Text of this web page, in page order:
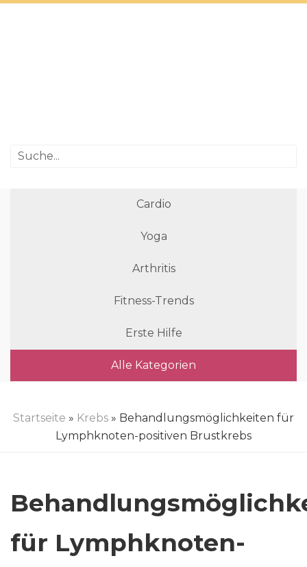
Cardio
Yoga
Arthritis
Fitness-Trends
Erste Hilfe
Alle Kategorien
Startseite » Krebs » Behandlungsmöglichkeiten für
Lymphknoten-positiven Brustkrebs
für Lymphknoten-